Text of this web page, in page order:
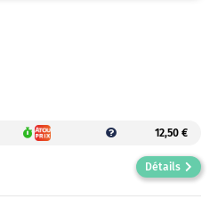
12,50 €
Détails